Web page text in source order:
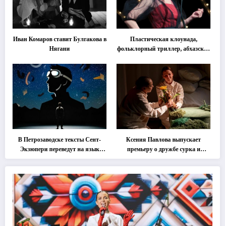
Иван Комаров ставит Булгакова в
Нягани
Пластическая клоунада,
фольклорный триллер, абхазская
втором этапе фестиваля
«Монокль»
В Петрозаводске тексты Сент-
Экзюпери переведут на язык
современной хореографии
Ксения Павлова выпускает
премьеру о дружбе сурка и
одуванчика